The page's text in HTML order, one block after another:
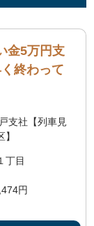
金5万円支
終わって
支社【列車見
丁目
円